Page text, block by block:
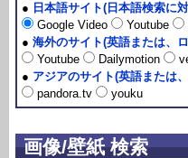
● 日本語サイト(日本語検索に
Google Video
Youtube
● 海外のサイト(英語または、
Youtube
Dailymotion
● アジアのサイト(英語または
pandora.tv
youku
画像/壁紙 検索